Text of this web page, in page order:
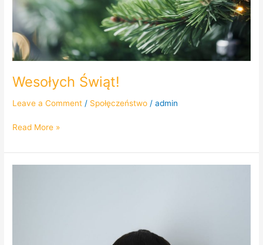
Wesołych Świąt!
Leave a Comment / Społęczeństwo /admin
Read More »